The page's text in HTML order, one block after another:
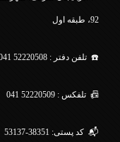
92، طبقه اول
☎️ تلفن دفتر : 52220508 041
📠 تلفکس : 52220509 041
📬 کد پستی: 38351-53137